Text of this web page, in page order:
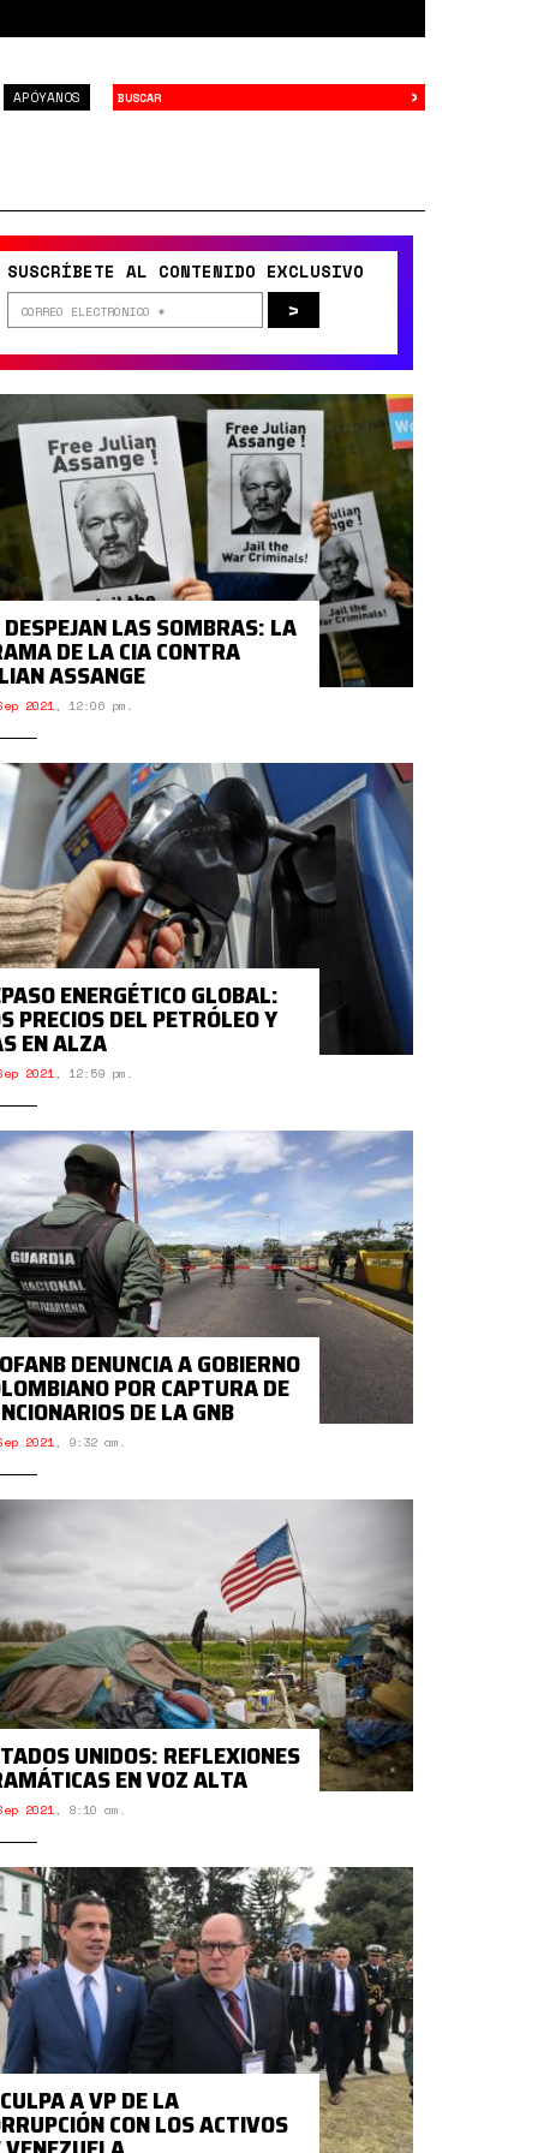
APÓYANOS ›
SUSCRÍBETE AL CONTENIDO EXCLUSIVO
>
LAS SOMBRAS: LA
DE LA CIA CONTRA
ASSANGE
2021, 12:06 pm.
ENERGÉTICO GLOBAL:
PRECIOS DEL PETRÓLEO Y
EN ALZA
2021, 12:59 pm.
DENUNCIA A GOBIERNO
POR CAPTURA DE
DE LA GNB
2021, 9:32 am.
UNIDOS: REFLEXIONES
EN VOZ ALTA
2021, 8:10 am.
A VP DE LA
CON LOS ACTIVOS